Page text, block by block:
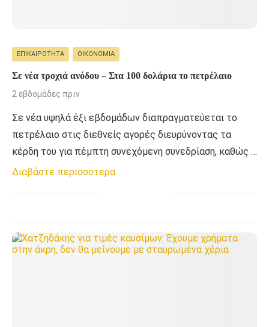
ΕΠΙΚΑΙΡΌΤΗΤΑ ΟΙΚΟΝΟΜΊΑ
Σε νέα τροχιά ανόδου – Στα 100 δολάρια το πετρέλαιο
2 εβδομάδες πριν
Σε νέα υψηλά έξι εβδομάδων διαπραγματεύεται το
πετρέλαιο στις διεθνείς αγορές διευρύνοντας τα
κέρδη του για πέμπτη συνεχόμενη συνεδρίαση, καθώς …
Διαβάστε περισσότερα